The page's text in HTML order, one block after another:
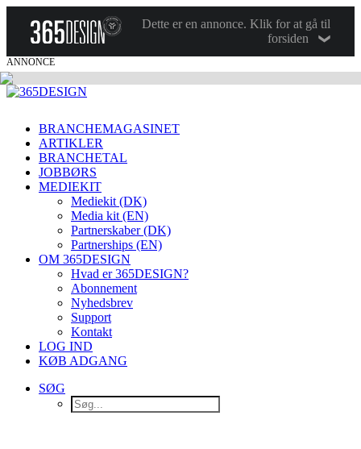
Dette er en annonce. Klik for at gå til
forsiden
ANNONCE
BRANCHEMAGASINET
ARTIKLER
BRANCHETAL
JOBBØRS
MEDIEKIT
Mediekit (DK)
Media kit (EN)
Partnerskaber (DK)
Partnerships (EN)
OM 365DESIGN
Hvad er 365DESIGN?
Abonnement
Nyhedsbrev
Support
Kontakt
LOG IND
KØB ADGANG
SØG